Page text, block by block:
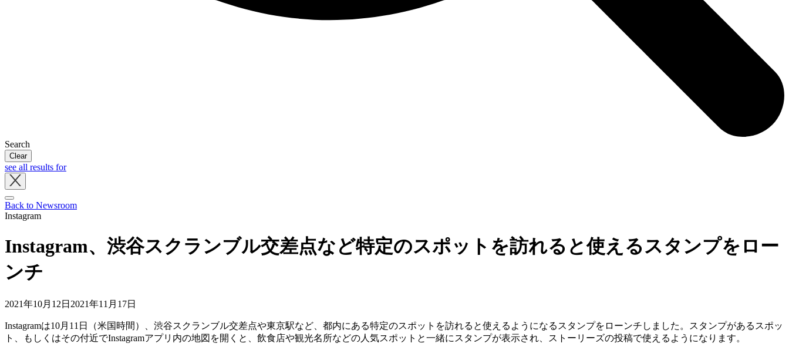
Search
Clear
see all results for
tray
Back to Newsroom
Instagram
Instagram、渋谷スクランブル交差点など特定のスポットを訪れると使えるスタンプをロー
ンチ
2021年10月12日 2021年11月17日
Instagramは10月11日（米国時間）、渋谷スクランブル交差点や東京駅など、都内にある特定のスポットを訪れると使えるようになるスタンプをローンチしました。スタンプがあるスポッ
ト、もしくはその付近でInstagramアプリ内の地図を開くと、飲食店や観光名所などの人気スポットと一緒にスタンプが表示され、ストーリーズの投稿で使えるようになります。